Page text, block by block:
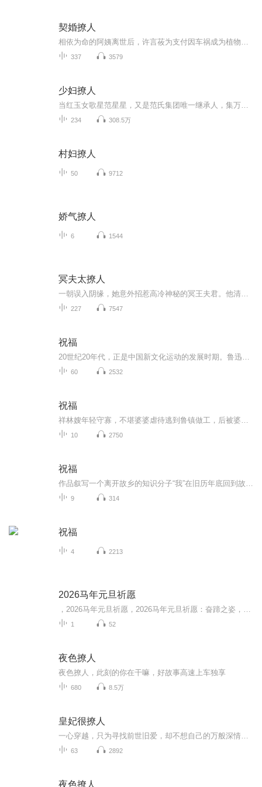
契婚撩人
337 3579
少妇撩人
234 308.5万
村妇撩人
50 9712
娇气撩人
6 1544
冥夫太撩人
227 7547
祝福
60 2532
祝福
10 2750
祝福
9 314
祝福
4 2213
2026马年元旦祈愿
1 52
夜色撩人
夜色撩人，此刻的你在干嘛，好故事高速上车独享
680 8.5万
皇妃很撩人
63 2892
夜色撩人